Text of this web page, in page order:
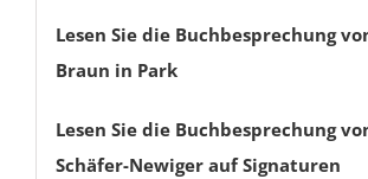
Lesen Sie die Buchbesprechung
Braun in Park
Lesen Sie die Buchbesprechung
Schäfer-Newiger auf Signaturen